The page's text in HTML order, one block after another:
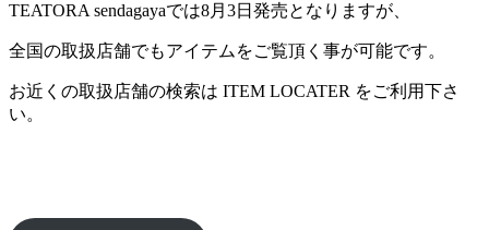
TEATORA sendagayaでは8月3日発売となりますが、
全国の取扱店舗でもアイテムをご覧頂く事が可能です。
お近くの取扱店舗の検索は ITEM LOCATER をご利用下さ
い。